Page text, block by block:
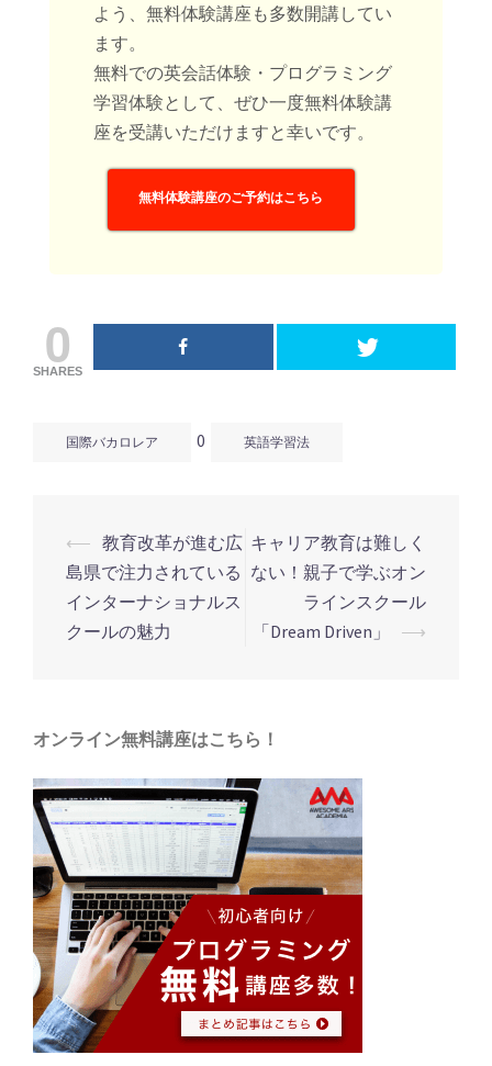
よう、無料体験講座も多数開講してい
ます。
無料での英会話体験・プログラミング
学習体験として、ぜひ一度無料体験講
座を受講いただけますと幸いです。
無料体験講座のご予約はこちら
0
SHARES
国際バカロレア 0 英語学習法
投
稿
ナ
シ
ョ
ン
⟵ 教育改革が進む広
島県で注力されている
インターナショナルス
クールの魅力
キャリア教育は難しく
ない！親子で学ぶオン
ラインスクール
「Dream Driven」
⟶
オンライン無料講座はこちら！